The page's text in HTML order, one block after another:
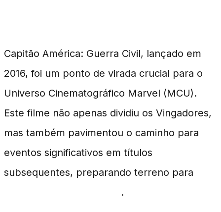
Capitão América: Guerra Civil, lançado em
2016, foi um ponto de virada crucial para o
Universo Cinematográfico Marvel (MCU).
Este filme não apenas dividiu os Vingadores,
mas também pavimentou o caminho para
eventos significativos em títulos
subsequentes, preparando terreno para
.